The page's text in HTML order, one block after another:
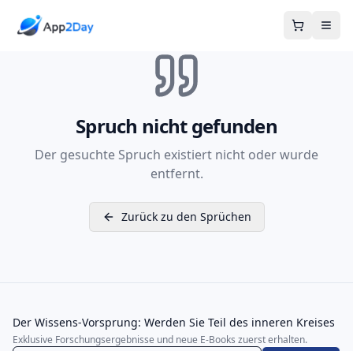
Spruch nicht gefunden
Der gesuchte Spruch existiert nicht oder wurde
entfernt.
Zurück zu den Sprüchen
Der Wissens-Vorsprung: Werden Sie Teil des inneren Kreises
Exklusive Forschungsergebnisse und neue E-Books zuerst erhalten.